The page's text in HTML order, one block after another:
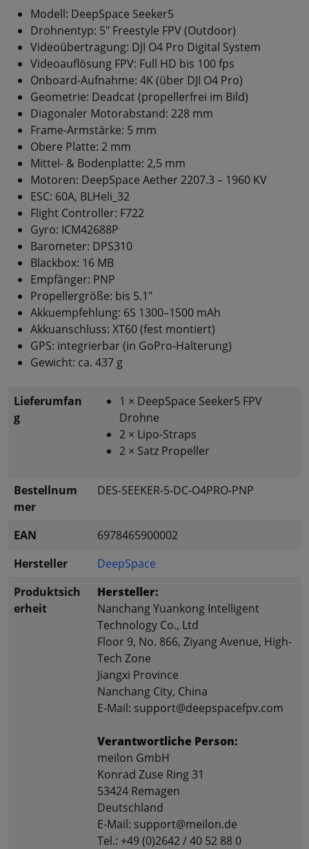
Modell: DeepSpace Seeker5
Drohnentyp: 5" Freestyle FPV (Outdoor)
Videoübertragung: DJI O4 Pro Digital System
Videoauflösung FPV: Full HD bis 100 fps
Onboard-Aufnahme: 4K (über DJI O4 Pro)
Geometrie: Deadcat (propellerfrei im Bild)
Diagonaler Motorabstand: 228 mm
Frame-Armstärke: 5 mm
Obere Platte: 2 mm
Mittel- & Bodenplatte: 2,5 mm
Motoren: DeepSpace Aether 2207.3 – 1960 KV
ESC: 60A, BLHeli_32
Flight Controller: F722
Gyro: ICM42688P
Barometer: DPS310
Blackbox: 16 MB
Empfänger: PNP
Propellergröße: bis 5.1"
Akkuempfehlung: 6S 1300–1500 mAh
Akkuanschluss: XT60 (fest montiert)
GPS: integrierbar (in GoPro-Halterung)
Gewicht: ca. 437 g
Lieferumfan
g
1 × DeepSpace Seeker5 FPV
Drohne
2 × Lipo-Straps
2 × Satz Propeller
Bestellnum
mer
DES-SEEKER-5-DC-O4PRO-PNP
EAN
6978465900002
Hersteller
DeepSpace
Produktsich
erheit
Hersteller:
Nanchang Yuankong Intelligent
Technology Co., Ltd
Floor 9, No. 866, Ziyang Avenue, High-
Tech Zone
Jiangxi Province
Nanchang City, China
E-Mail: support@deepspacefpv.com
Verantwortliche Person:
meilon GmbH
Konrad Zuse Ring 31
53424 Remagen
Deutschland
E-Mail: support@meilon.de
Tel.: +49 (0)2642 / 40 52 88 0